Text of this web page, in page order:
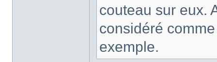
couteau sur eux.
considéré
exemple.